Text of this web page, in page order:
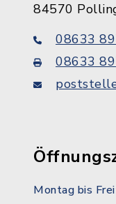
84570
08633
08633
Montag bis